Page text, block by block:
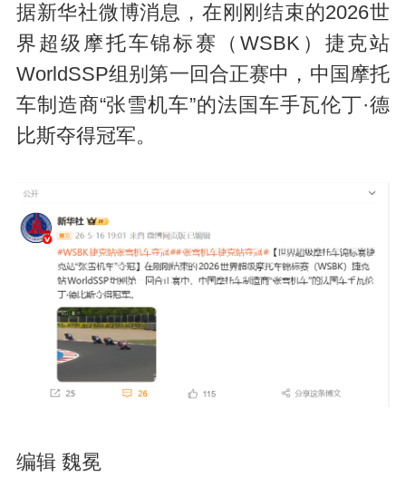
据新华社微博消息，在刚刚结束的2026世
界超级摩托车锦标赛（WSBK）捷克站
WorldSSP组别第一回合正赛中，中国摩托
车制造商“张雪机车”的法国车手瓦伦丁·德
比斯夺得冠军。
编辑 魏冕